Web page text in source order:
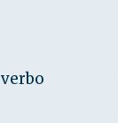
verbo